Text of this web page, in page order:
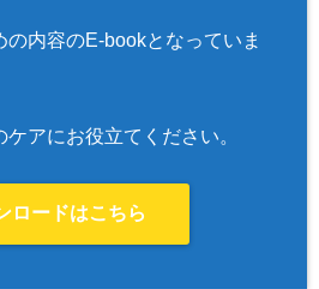
の内容のE-bookとなっていま
アにお役立てください。
ロードはこちら